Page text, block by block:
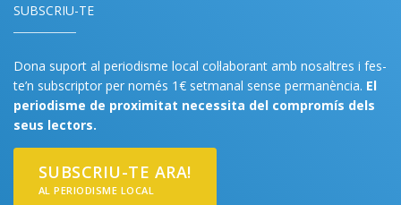
SUBSCRIU-TE
Dona suport al periodisme local col·laborant amb nosaltres i fes-
te’n subscriptor per només 1€ setmanal sense permanència. El
periodisme de proximitat necessita del compromís dels
seus lectors.
SUBSCRIU-TE ARA!
AL PERIODISME LOCAL